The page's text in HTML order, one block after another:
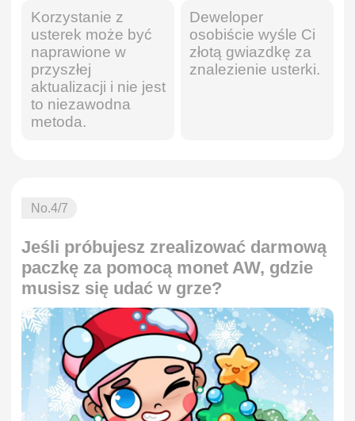
Korzystanie z
usterek może być
naprawione w
przyszłej
aktualizacji i nie jest
to niezawodna
metoda.
Deweloper
osobiście wyśle Ci
złotą gwiazdkę za
znalezienie usterki.
No.4/7
Jeśli próbujesz zrealizować darmową
paczkę za pomocą monet AW, gdzie
musisz się udać w grze?